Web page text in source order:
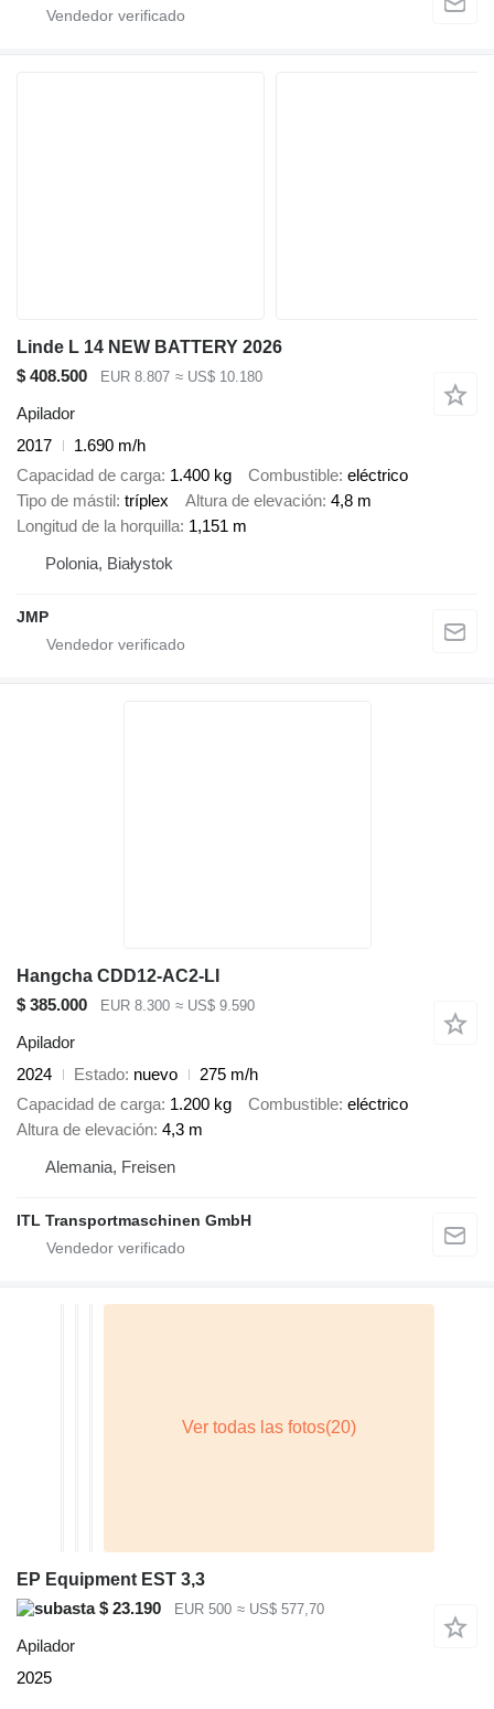
Linde L 14 NEW BATTERY 2026
$ 408.500
EUR 8.807 ≈ US$ 10.180
Apilador
2017
1.690 m/h
Capacidad de carga 1.400 kg Combustible eléctrico
Tipo de mástil tríplex Altura de elevación 4,8 m
Longitud de la horquilla 1,151 m
Polonia, Białystok
JMP
Hangcha CDD12-AC2-LI
$ 385.000
EUR 8.300 ≈ US$ 9.590
Apilador
2024
Estado nuevo
275 m/h
Capacidad de carga 1.200 kg Combustible eléctrico
Altura de elevación 4,3 m
Alemania, Freisen
ITL Transportmaschinen GmbH
EP Equipment EST 3,3
$ 23.190
EUR 500 ≈ US$ 577,70
Apilador
2025